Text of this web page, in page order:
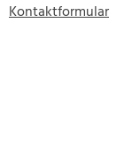
Kontaktformular